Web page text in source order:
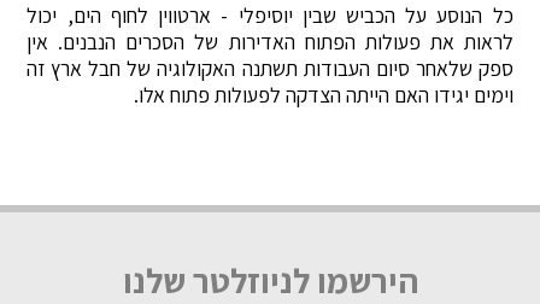
כל הנוסע על הכביש שבין יוסיפלי - ארטווין לחוף הים, יכול
לראות את פעולות הפתוח האדירות של הסכרים הנבנים. אין
ספק שלאחר סיום העבודות תשתנה האקולוגיה של חבל ארץ זה
וימים יגידו האם הייתה הצדקה לפעולות פתוח אלו.
הירשמו לניוזלטר שלנו